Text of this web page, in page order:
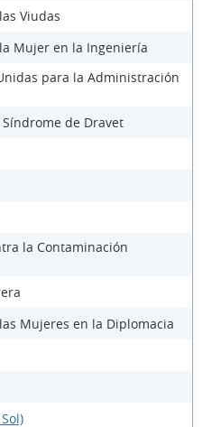
Viudas
Mujer en la Ingeniería
para la Administración
de Dravet
la Contaminación
Mujeres en la Diplomacia